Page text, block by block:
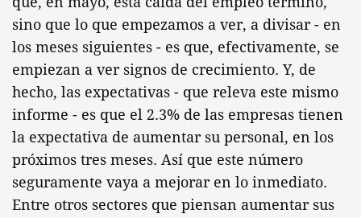
sino que lo que empezamos a ver, a divisar - en
los meses siguientes - es que, efectivamente, se
empiezan a ver signos de crecimiento. Y, de
hecho, las expectativas - que releva este mismo
informe - es que el 2.3% de las empresas tienen
la expectativa de aumentar su personal, en los
próximos tres meses. Así que este número
seguramente vaya a mejorar en lo inmediato.
Entre otros sectores que piensan aumentar sus